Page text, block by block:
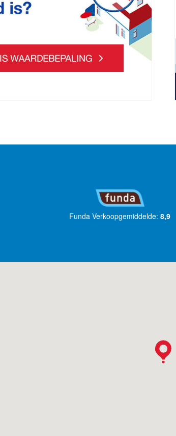
Funda Verkoopgemiddelde:8,9